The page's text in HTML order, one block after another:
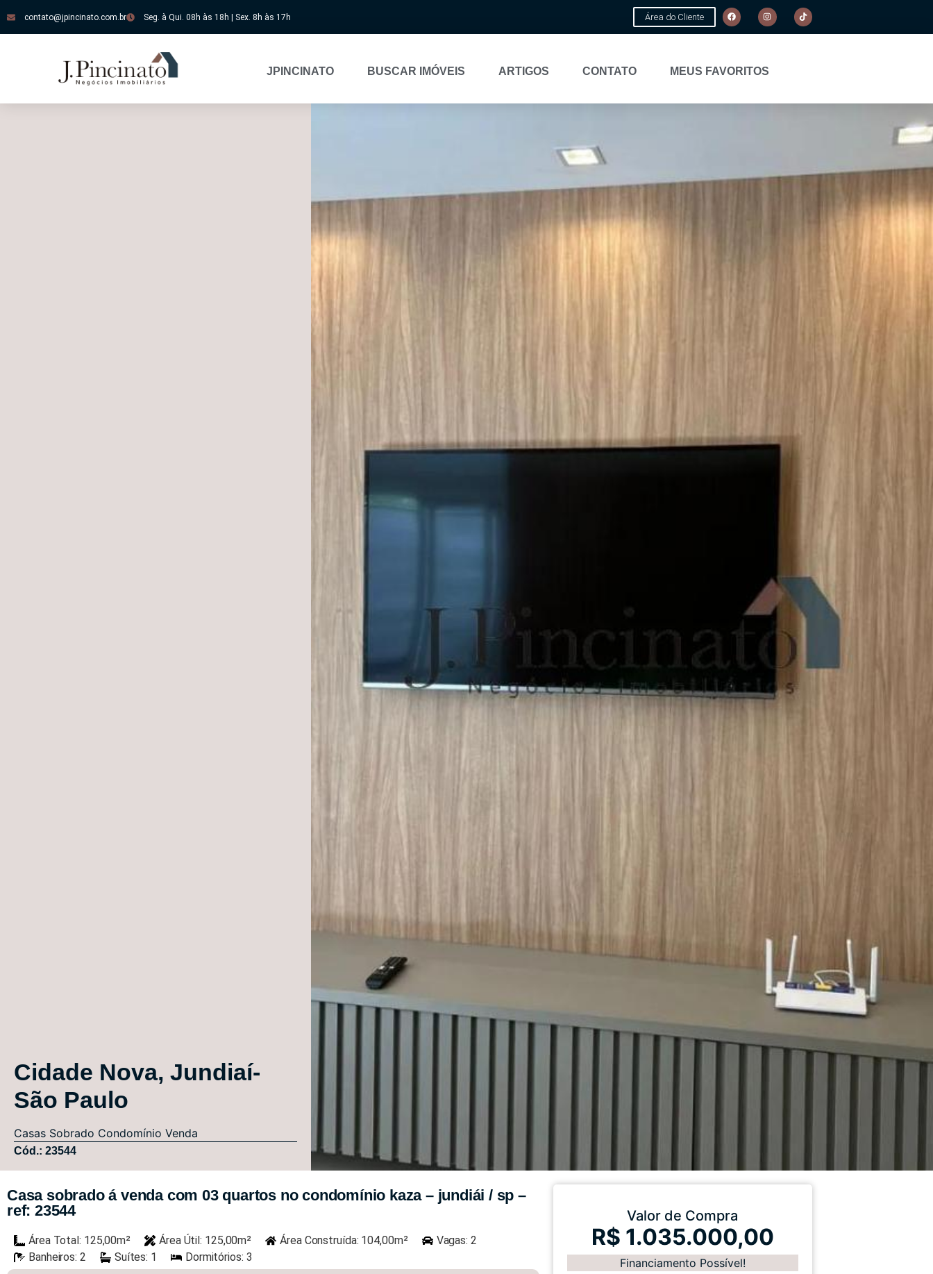
contato@jpincinato.com.br Seg. à Qui. 08h às 18h | Sex. 8h às 17h Área do Cliente
JPINCINATO BUSCAR IMÓVEIS ARTIGOS CONTATO MEUS FAVORITOS
Cidade Nova, Jundiaí-
São Paulo
Casas Sobrado Condomínio Venda
Cód.: 23544
Casa sobrado á venda com 03 quartos no condomínio kaza – jundiái / sp –
ref: 23544
Área Total: 125,00m² Área Útil: 125,00m² Área Construída: 104,00m²
Vagas: 2
Banheiros: 2
Suítes: 1 Dormitórios: 3
Valor de Compra
R$ 1.035.000,00
Financiamento Possível!